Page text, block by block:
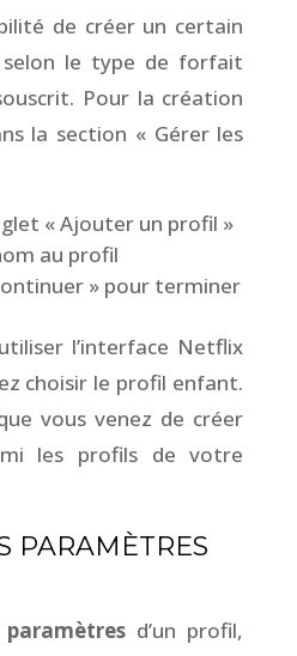
de créer un certain
le type de forfait
Pour la création
la section « Gérer les
« Ajouter un profil »
au profil
» pour terminer
l’interface Netflix
choisir le profil enfant.
vous venez de créer
les profils de votre
PARAMÈTRES
d’un profil,